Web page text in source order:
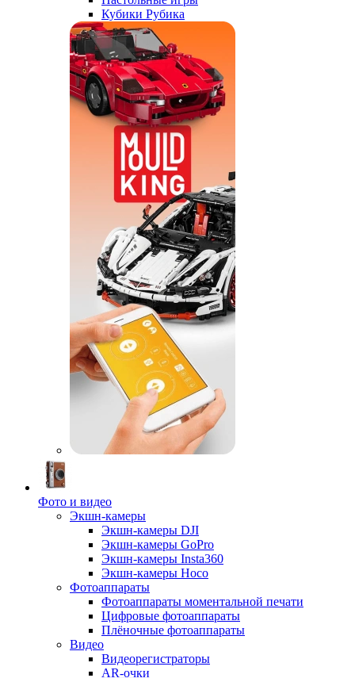
Кубики Рубика
Фото и видео
Экшн-камеры
Экшн-камеры DJI
Экшн-камеры GoPro
Экшн-камеры Insta360
Экшн-камеры Hoco
Фотоаппараты
Фотоаппараты моментальной печати
Цифровые фотоаппараты
Плёночные фотоаппараты
Видео
Видеорегистраторы
AR-очки